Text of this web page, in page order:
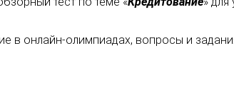
в онлайн-олимпиадах, вопросы и